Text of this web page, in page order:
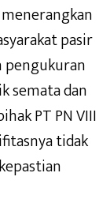
pasir
pengukuran
semata dan
PT PN VIII
tidak